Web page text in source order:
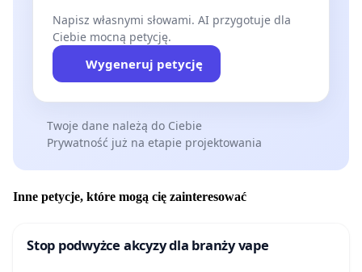
Napisz własnymi słowami. AI przygotuje dla
Ciebie mocną petycję.
Wygeneruj petycję
Twoje dane należą do Ciebie
Prywatność już na etapie projektowania
Inne petycje, które mogą cię zainteresować
Stop podwyżce akcyzy dla branży vape